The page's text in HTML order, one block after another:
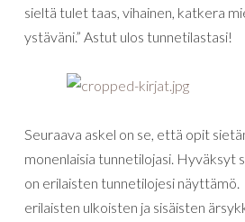
sieltä tulet taas, vihainen, katkera
ystäväni.” Astut ulos tunnetilastasi!
Seuraava askel on se, että opit
monenlaisia tunnetilojasi. Hyväksyt
on erilaisten tunnetilojesi näyttämö.
erilaisten ulkoisten ja sisäisten